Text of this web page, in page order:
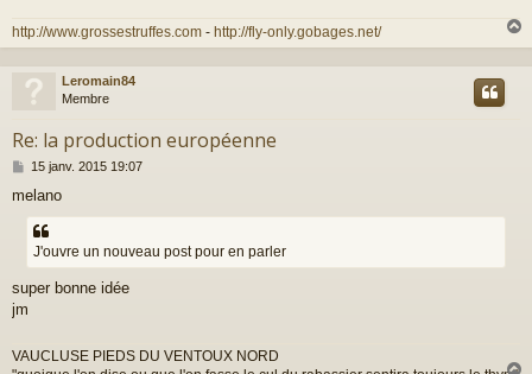
http://www.grossestruffes.com - http://fly-only.gobages.net/
a
Leromain84
Membre
Re: la production européenne
M
s
s
e
15 janv. 2015 19:07
melano
J'ouvre un nouveau post pour en parler
super bonne idée
jm
VAUCLUSE PIEDS DU VENTOUX NORD